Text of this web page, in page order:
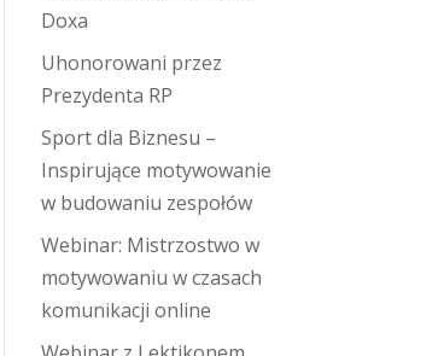
Doxa
Uhonorowani przez
Prezydenta RP
Sport dla Biznesu –
Inspirujące motywowanie
w budowaniu zespołów
Webinar: Mistrzostwo w
motywowaniu w czasach
komunikacji online